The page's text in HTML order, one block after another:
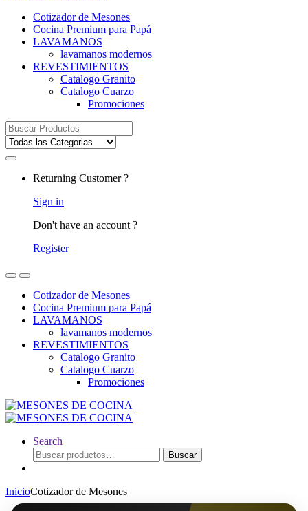
Cotizador de Mesones
Cocina Premium para Papá
LAVAMANOS
lavamanos modernos
REVESTIMIENTOS
Catalogo Granito
Catalogo Cuarzo
Promociones
Search
for:
Returning Customer ?
Sign in
Don't have an account ?
Register
Cotizador de Mesones
Cocina Premium para Papá
LAVAMANOS
lavamanos modernos
REVESTIMIENTOS
Catalogo Granito
Catalogo Cuarzo
Promociones
Search
Buscar
por:
Buscar
InicioCotizador de Mesones